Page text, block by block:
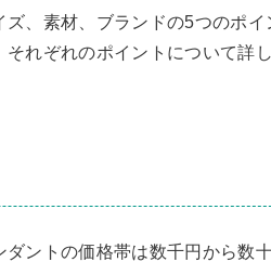
、素材、ブランドの5つのポイ
れぞれのポイントについて詳
ントの価格帯は数千円から数